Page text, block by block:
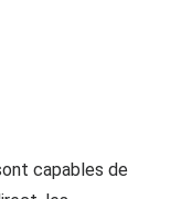
capables de